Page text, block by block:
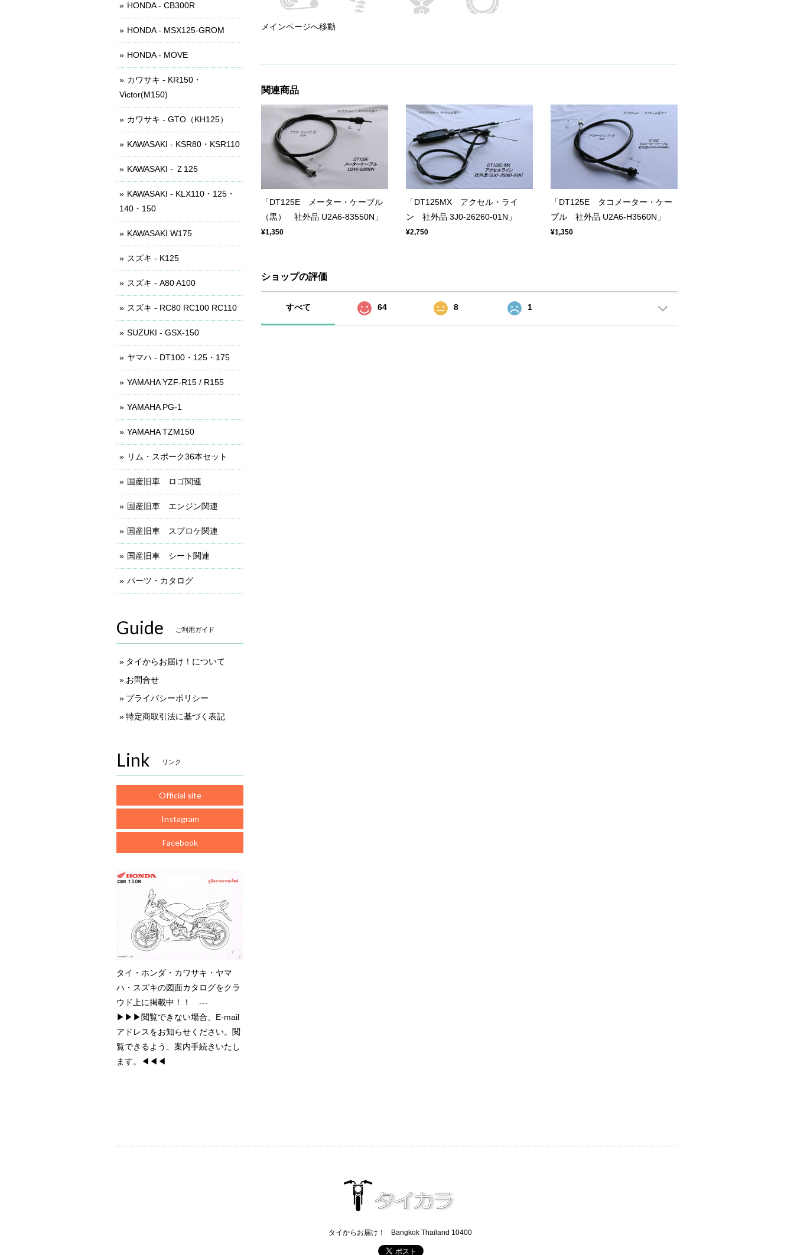
メインページへ移動
関連商品
「DT125E メーター・ケーブル
（黒） 社外品 U2A6-83550N」
¥1,350
「DT125MX アクセル・ライ
ン 社外品 3J0-26260-01N」
¥2,750
「DT125E タコメーター・ケー
ブル 社外品 U2A6-H3560N」
¥1,350
ショップの評価
すべて 64 8 1
HONDA - CB300R
HONDA - MSX125-GROM
HONDA - MOVE
カワサキ - KR150・
Victor(M150)
カワサキ - GTO（KH125）
KAWASAKI - KSR80・KSR110
KAWASAKI - Ｚ125
KAWASAKI - KLX110・125・
140・150
KAWASAKI W175
スズキ - K125
スズキ - A80 A100
スズキ - RC80 RC100 RC110
SUZUKI - GSX-150
ヤマハ - DT100・125・175
YAMAHA YZF-R15 / R155
YAMAHA PG-1
YAMAHA TZM150
リム・スポーク36本セット
国産旧車 ロゴ関連
国産旧車 エンジン関連
国産旧車 スプロケ関連
国産旧車 シート関連
パーツ・カタログ
Guide ご利用ガイド
タイからお届け！について
お問合せ
プライバシーポリシー
特定商取引法に基づく表記
Link リンク
Official site
Instagram
Facebook
タイ・ホンダ・カワサキ・ヤマ
ハ・スズキの図面カタログをクラ
ウド上に掲載中！！ ---
▶▶▶閲覧できない場合、E-mail
アドレスをお知らせください。閲
覧できるよう、案内手続きいたし
ます。◀◀◀
タイからお届け！ Bangkok Thailand 10400